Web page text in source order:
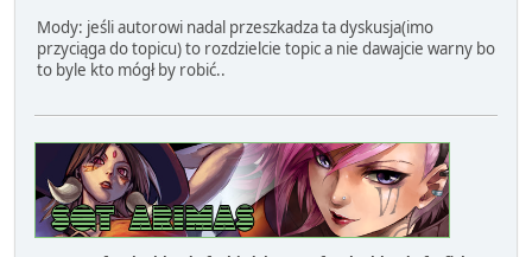
Mody: jeśli autorowi nadal przeszkadza ta dyskusja(imo
przyciąga do topicu) to rozdzielcie topic a nie dawajcie warny bo
to byle kto mógł by robić..